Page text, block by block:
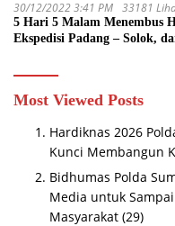
30/12/2022 3:41 PM 33181
5 Hari 5 Malam Menembus
Ekspedisi Padang – Solok,
Most Viewed Posts
Hardiknas 2026
Kunci Membangun
Bidhumas Polda
Media untuk
Masyarakat (29)